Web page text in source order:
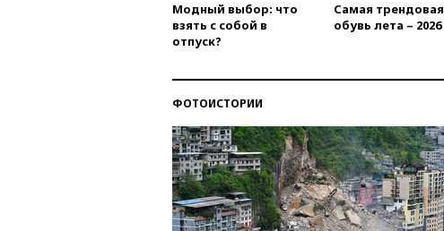
Модный выбор: что
взять с собой в
отпуск?
Самая трендовая
обувь лета – 2026
ФОТОИСТОРИИ